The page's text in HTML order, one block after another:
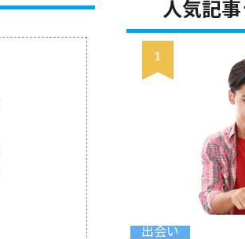
人気記
出会い